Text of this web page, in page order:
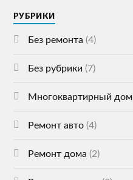
РУБРИКИ
Без ремонта (4)
Без рубрики (7)
Многоквартирный дом
Ремонт авто (4)
Ремонт дома (2)